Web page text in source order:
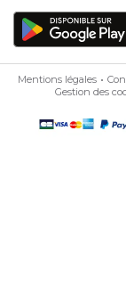
Mentions légales
Gestion des